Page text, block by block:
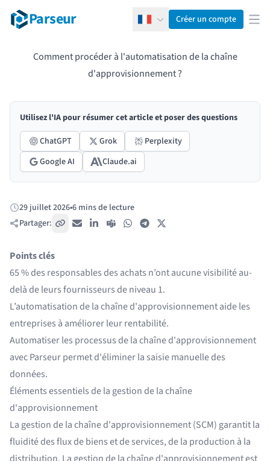
Parseur FrançaisCréer un compte
Comment procéder à l'automatisation de la chaîne
d'approvisionnement ?
Utilisez l'IA pour résumer cet article et poser des questions
ChatGPT
Grok
Perplexity
Google AI
Claude.ai
Publié:
29 juillet 2026•6 mins de lecture
Partager:
Copier le lien
E-mail LinkedIn
Teams WhatsAppTelegram
Points clés
65 % des responsables des achats n’ont aucune visibilité au-
delà de leurs fournisseurs de niveau 1.
L’automatisation de la chaîne d'approvisionnement aide les
entreprises à améliorer leur rentabilité.
Automatiser les processus de la chaîne d'approvisionnement
avec Parseur permet d'éliminer la saisie manuelle des
données.
Éléments essentiels de la gestion de la chaîne
d'approvisionnement
La gestion de la chaîne d'approvisionnement (SCM) garantit la
fluidité des flux de biens et de services, de la production à la